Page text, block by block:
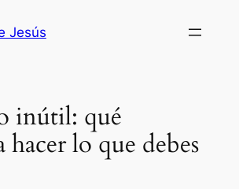
Jesús
inútil: qué
hacer lo que debes